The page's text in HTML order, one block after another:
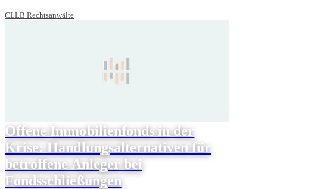
CLLB Rechtsanwälte
Offene Immobilienfonds in der
Krise: Handlungsalternativen für
betroffene Anleger bei
Fondsschließungen